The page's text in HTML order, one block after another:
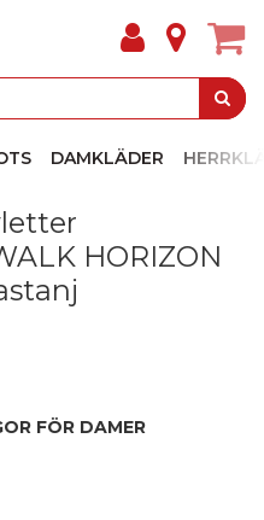
DAMKLÄDER
HORIZON
FÖR DAMER